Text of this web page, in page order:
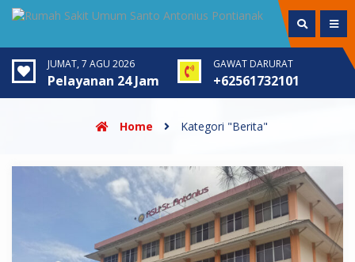
JUMAT, 7 AGU 2026
Pelayanan 24 Jam
GAWAT DARURAT
+62561732101
Home Kategori "Berita"